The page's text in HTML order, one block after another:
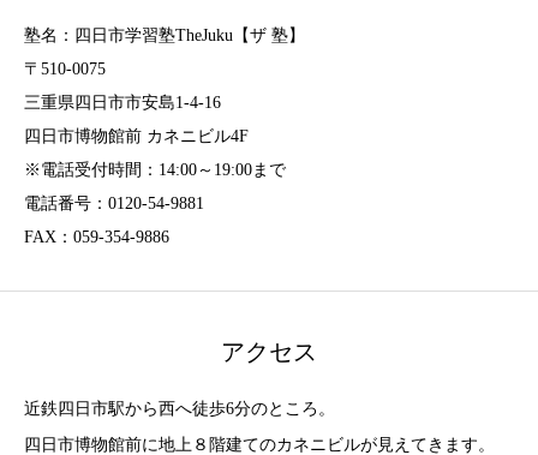
塾名：四日市学習塾TheJuku【ザ 塾】
〒510-0075
三重県四日市市安島1-4-16
四日市博物館前 カネニビル4F
※電話受付時間：14:00～19:00まで
電話番号：0120-54-9881
FAX：059-354-9886
アクセス
近鉄四日市駅から西へ徒歩6分のところ。
四日市博物館前に地上８階建てのカネニビルが見えてきます。